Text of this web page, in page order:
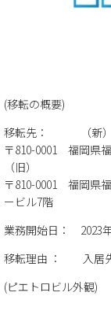
(移転の概要)
移転先： （新）
〒810-0001 福岡県
（旧）
〒810-0001 福岡県
ービル7階
業務開始日： 2023
移転理由 ： 入居先
(ピエトロビル外観)